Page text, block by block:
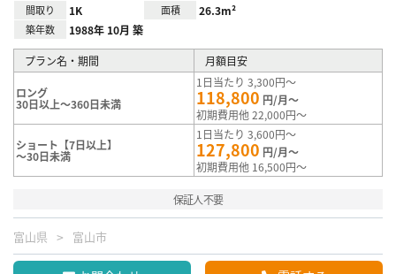
間取り 1K 面積 26.3m²
築年数 1988年 10月 築
プラン名・期間 月額目安
ロング
30日以上～360日未満
1日当たり 3,300円～
118,800 円/月～
初期費用他 22,000円～
ショート【7日以上】
～30日未満
1日当たり 3,600円～
127,800 円/月～
初期費用他 16,500円～
保証人不要
富山県 富山市